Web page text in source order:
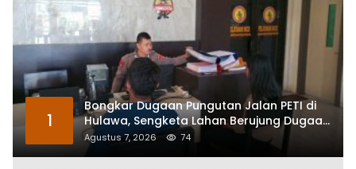
1
Bongkar Dugaan Pungutan Jalan PETI di
Hulawa, Sengketa Lahan Berujung Dugaan
Pengeroyokan
Agustus 7, 2026 74